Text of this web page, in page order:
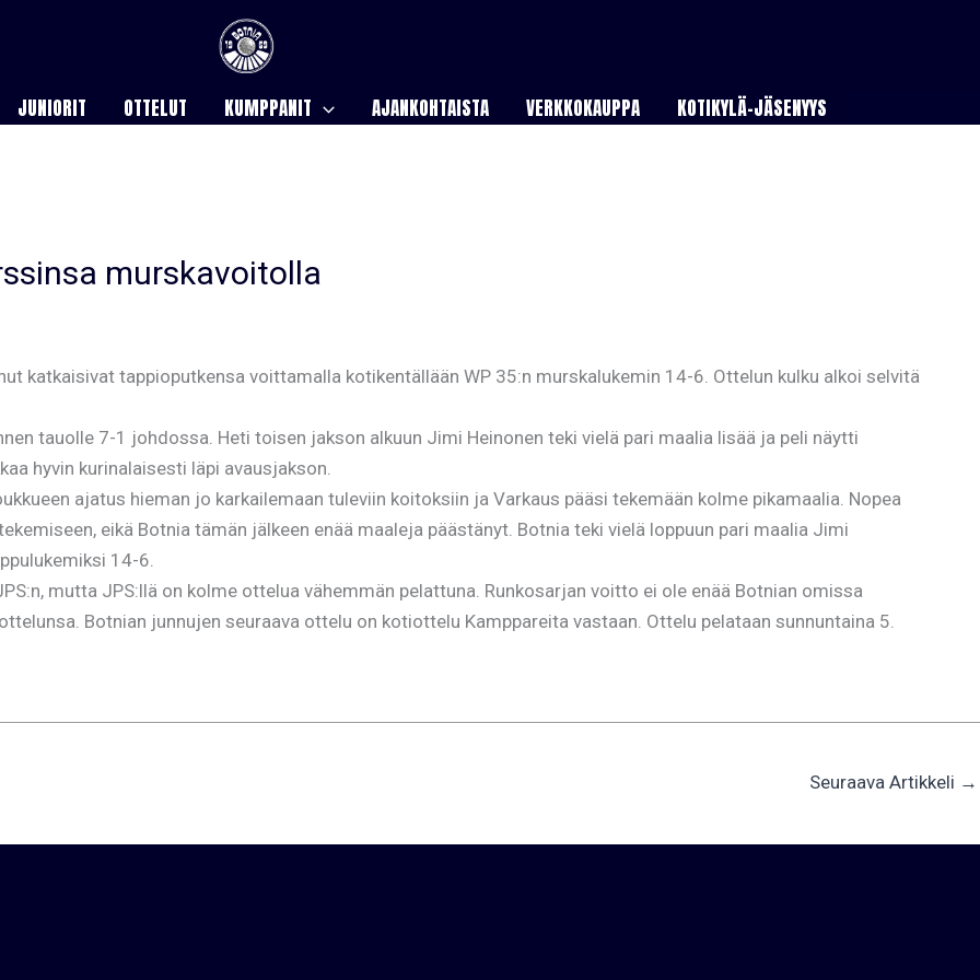
JUNIORIT OTTELUT KUMPPANIT AJANKOHTAISTA VERKKOKAUPPA KOTIKYLÄ-JÄSENYYS
murskavoitolla
katkaisivat tappioputkensa voittamalla kotikentällään WP 35:n murskalukemin 14-6. Ottelun kulku alkoi selvitä
tauolle 7-1 johdossa. Heti toisen jakson alkuun Jimi Heinonen teki vielä pari maalia lisää ja peli näytti
hyvin kurinalaisesti läpi avausjakson.
ajatus hieman jo karkailemaan tuleviin koitoksiin ja Varkaus pääsi tekemään kolme pikamaalia. Nopea
eikä Botnia tämän jälkeen enää maaleja päästänyt. Botnia teki vielä loppuun pari maalia Jimi
14-6.
mutta JPS:llä on kolme ottelua vähemmän pelattuna. Runkosarjan voitto ei ole enää Botnian omissa
Botnian junnujen seuraava ottelu on kotiottelu Kamppareita vastaan. Ottelu pelataan sunnuntaina 5.
Seuraava Artikkeli →